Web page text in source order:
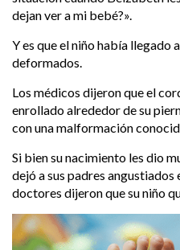
dejan ver a mi bebé?».
Y es que el niño había llegado
deformados.
Los médicos dijeron que el
enrollado alrededor de su
con una malformación
Si bien su nacimiento les dio
dejó a sus padres
doctores dijeron que su niño